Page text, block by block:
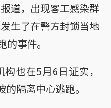
道，出现客工感染群
生了在警方封锁当地
事件。
也在5月6日证实，
隔离中心逃跑。